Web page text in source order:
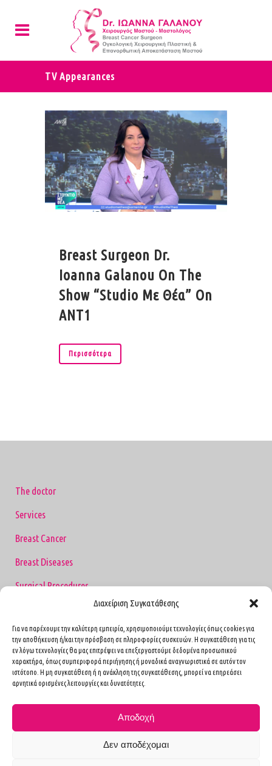
Διαχείριση Συγκατάθεσης
Για να παρέχουμε την καλύτερη εμπειρία, χρησιμοποιούμε τεχνολογίες όπως cookies για
την αποθήκευση ή/και την πρόσβαση σε πληροφορίες συσκευών. Η συγκατάθεση για τις
εν λόγω τεχνολογίες θα μας επιτρέψει να επεξεργαστούμε δεδομένα προσωπικού
χαρακτήρα, όπως συμπεριφορά περιήγησης ή μοναδικά αναγνωριστικά σε αυτόν τον
ιστότοπο. Η μη συγκατάθεση ή η ανάκληση της συγκατάθεσης, μπορεί να επηρεάσει
αρνητικά ορισμένες λειτουργίες και δυνατότητες.
Αποδοχή
Δεν αποδέχομαι
TV Appearances
Breast Surgeon Dr.
Ioanna Galanou On The
Show “Studio Με Θέα” On
ANT1
Περισσότερα
The doctor
Services
Breast Cancer
Breast Diseases
Surgical Procedures
Media
Contact
Terms of use
Contact